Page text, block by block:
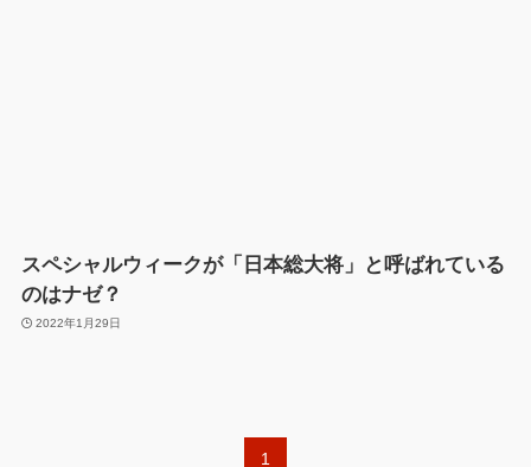
スペシャルウィークが「日本総大将」と呼ばれている
のはナゼ？
2022年1月29日
1